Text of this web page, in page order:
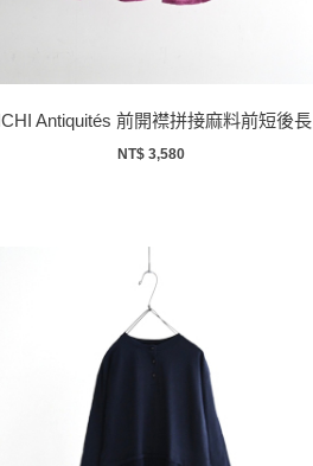
ICHI Antiquités 前開襟拼接麻料前短後長
上衣
NT$ 3,580